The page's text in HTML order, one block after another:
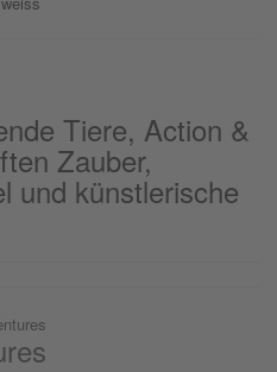
Tiere, Action &
Zauber,
und künstlerische